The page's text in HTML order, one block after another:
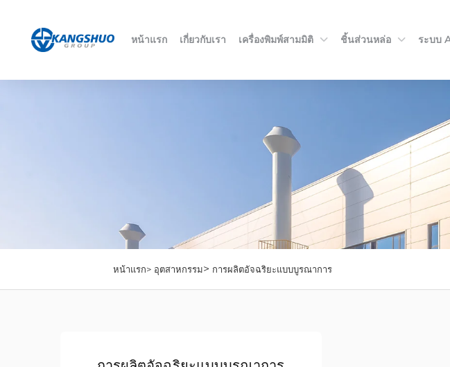
หน้าแรก เกี่ยวกับเรา เครื่องพิมพ์สามมิติ ชิ้นส่วนหล่อ ระบบ
หน้าแรก> อุตสาหกรรม> การผลิตอัจฉริยะแบบบูรณาการ